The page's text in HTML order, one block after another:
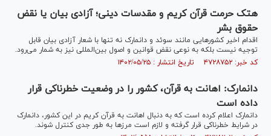
هتک حرمت قرآن کریم و مقدسات دینی؛ آزادی بیان یا نقض
حقوق بشر
اقدام اخیر کشور‌هایی مانند سوئد و دانمارک نه تنها با شعار آزادی بیان قابل
توجیه نیست بلکه به نوعی نقض قوانین و اصول بین‌المللی نیز به شمار می‌رود.
کد خبر: ۴۷۲۸۷۵۲ تاریخ انتشار : ۱۴۰۲/۰۵/۲۵
دانمارک: اهانت به قرآن، کشور را در وضعیت خطرناکی قرار
داده است
دانمارک اعلام کرده است که به دنبال اهانت به قرآن کریم در این کشور، دانمارک
در شرایط خطرناکی قرار گرفته و لازم است مرزها به طور جدی کنترل شوند.